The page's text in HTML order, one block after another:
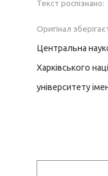
Текст роспізнано:
Оригінал
Центральна
Харківського
університету